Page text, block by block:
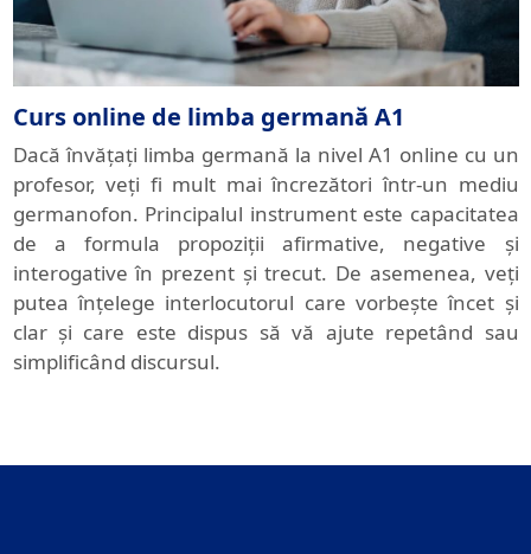
Curs online de limba germană A1
Dacă învățați limba germană la nivel A1 online cu un
profesor, veți fi mult mai încrezători într-un mediu
germanofon. Principalul instrument este capacitatea
de a formula propoziții afirmative, negative și
interogative în prezent și trecut. De asemenea, veți
putea înțelege interlocutorul care vorbește încet și
clar și care este dispus să vă ajute repetând sau
simplificând discursul.